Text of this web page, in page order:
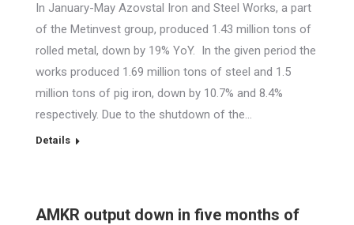
In January-May Azovstal Iron and Steel Works, a part
of the Metinvest group, produced 1.43 million tons of
rolled metal, down by 19% YoY. In the given period the
works produced 1.69 million tons of steel and 1.5
million tons of pig iron, down by 10.7% and 8.4%
respectively. Due to the shutdown of the…
Details
AMKR output down in five months of